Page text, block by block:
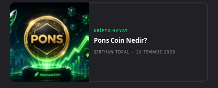
KRIPTO HAYAT
Pons Coin Nedir?
SERTHAN TOPAL - 26 TEMMUZ 2026